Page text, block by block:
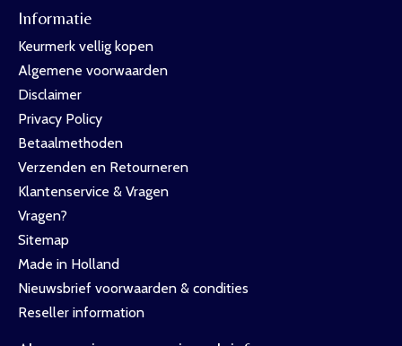
Informatie
Keurmerk vellig kopen
Algemene voorwaarden
Disclaimer
Privacy Policy
Betaalmethoden
Verzenden en Retourneren
Klantenservice & Vragen
Vragen?
Sitemap
Made in Holland
Nieuwsbrief voorwaarden & condities
Reseller information